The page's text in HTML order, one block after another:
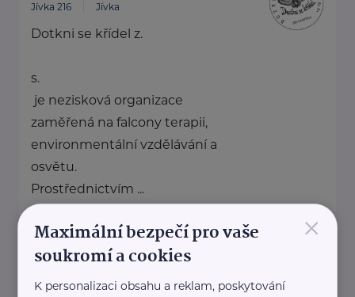
Jívka 216 Jívka
Dotkni se křídel z.
s.
je nezisková organizace
zaměřená na falcony terapii,
environmentální vzdělávání a
osvětu.
Prostřednictvím ...
http://dotknisekridel.cz/
+420 792 262 128
dotknisekridel@seznam.cz
×
Maximální bezpečí pro vaše
soukromí a cookies
K personalizaci obsahu a reklam, poskytování